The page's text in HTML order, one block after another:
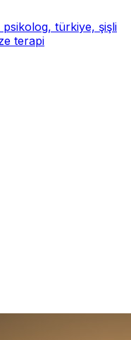
türkiye, şişli
terapi